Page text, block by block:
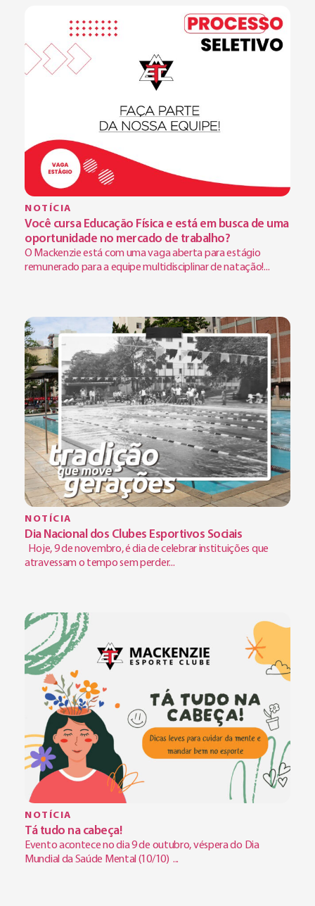
NOTÍCIA
Você cursa Educação Física e está em busca de uma
oportunidade no mercado de trabalho?
O Mackenzie está com uma vaga aberta para estágio
remunerado para a equipe multidisciplinar de natação!...
NOTÍCIA
Dia Nacional dos Clubes Esportivos Sociais
Hoje, 9 de novembro, é dia de celebrar instituições que
atravessam o tempo sem perder...
NOTÍCIA
Tá tudo na cabeça!
Evento acontece no dia 9 de outubro, véspera do Dia
Mundial da Saúde Mental (10/10) ...